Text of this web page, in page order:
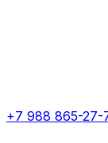
+7 988 865-27-